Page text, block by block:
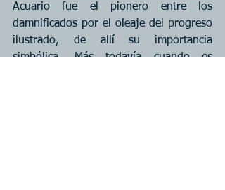
Acuario fue el pionero entre los
damnificados por el oleaje del progreso
ilustrado, de allí su importancia
simbólica. Más todavía cuando es